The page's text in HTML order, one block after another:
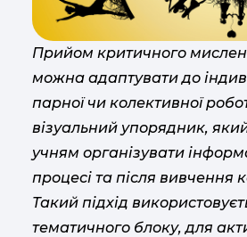
Прийом критичного
можна адаптувати до
парної чи колективної
візуальний упорядник,
учням організувати
процесі та після вивчення
Такий підхід
тематичного блоку, для